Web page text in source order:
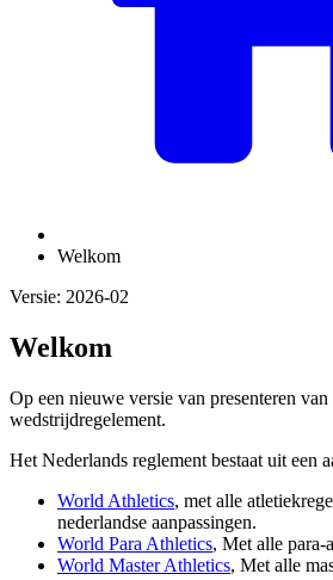
Welkom
Versie: 2026-02
Welkom
Op een nieuwe versie van presenteren
wedstrijdregelement.
Het Nederlands reglement bestaat uit een
World Athletics, met alle
nederlandse aanpassingen.
World Para Athletics, Met alle para-
World Master Athletics, Met alle